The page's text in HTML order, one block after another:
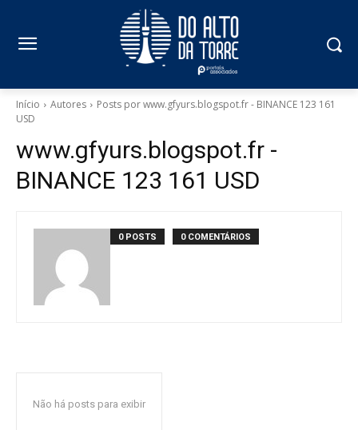
Início Autores
Posts por www.gfyurs.blogspot.fr - BINANCE 123 161
USD
www.gfyurs.blogspot.fr -
BINANCE 123 161 USD
0 POSTS 0 COMENTÁRIOS
Não há posts para exibir